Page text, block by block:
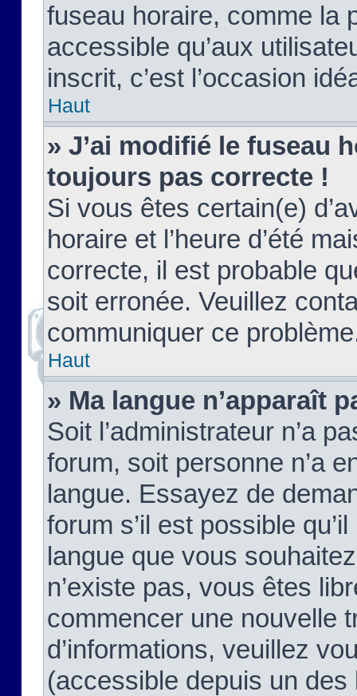
fuseau horaire, comme la
accessible qu’aux
inscrit, c’est l’occasion
Haut
» J’ai modifié le fuseau
toujours pas correcte !
Si vous êtes certain(e)
horaire et l’heure d’été
correcte, il est probable
soit erronée. Veuillez
communiquer ce
Haut
» Ma langue n’apparaît
Soit l’administrateur n’a
forum, soit personne n’a
langue. Essayez de
forum s’il est possible
langue que vous
n’existe pas, vous êtes
commencer une nouvelle
d’informations, veuillez
(accessible depuis un